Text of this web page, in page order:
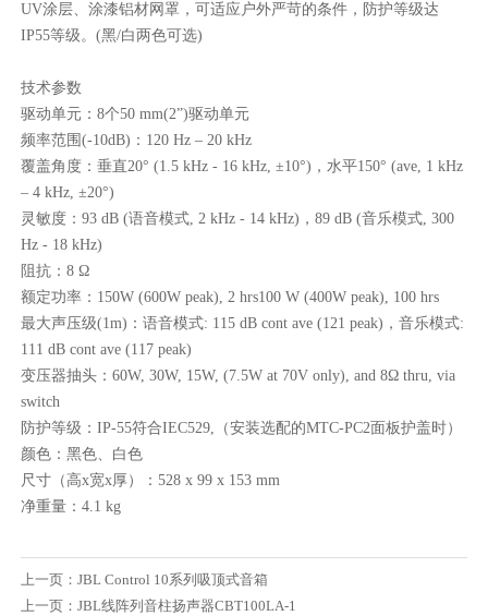
UV涂层、涂漆铝材网罩，可适应户外严苛的条件，防护等级达
IP55等级。(黑/白两色可选)
技术参数
驱动单元：8个50 mm(2”)驱动单元
频率范围(-10dB)：120 Hz – 20 kHz
覆盖角度：垂直20° (1.5 kHz - 16 kHz, ±10°)，水平150° (ave, 1 kHz
– 4 kHz, ±20°)
灵敏度：93 dB (语音模式, 2 kHz - 14 kHz)，89 dB (音乐模式, 300
Hz - 18 kHz)
阻抗：8 Ω
额定功率：150W (600W peak), 2 hrs100 W (400W peak), 100 hrs
最大声压级(1m)：语音模式: 115 dB cont ave (121 peak)，音乐模式:
111 dB cont ave (117 peak)
变压器抽头：60W, 30W, 15W, (7.5W at 70V only), and 8Ω thru, via
switch
防护等级：IP-55符合IEC529,（安装选配的MTC-PC2面板护盖时）
颜色：黑色、白色
尺寸（高x宽x厚）：528 x 99 x 153 mm
净重量：4.1 kg
上一页： JBL Control 10系列吸顶式音箱
上一页： JBL线阵列音柱扬声器CBT100LA-1